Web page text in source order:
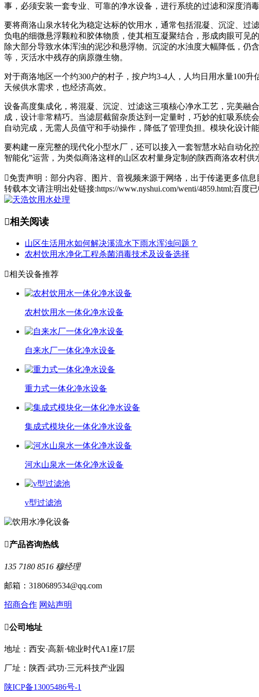
事，必须安装一套专业、可靠的净水设备，进行系统的过滤和深度消
要将商洛山泉水转化为稳定达标的饮用水，通常包括混凝、沉淀、过
负电的细微悬浮颗粒和胶体物质，使其相互凝聚结合，形成肉眼可见
除大部分导致水体浑浊的泥沙和悬浮物。沉淀的水浊度大幅降低，
等，灭活水中残存的病原微生物。
对于商洛地区一个约300户的村子，按户均3-4人，人均日用水量100
天候供水需求，也经济高效。
设备高度集成化，将混凝、沉淀、过滤这三项核心净水工艺，完美融
成，设计非常精巧。当滤层截留杂质达到一定量时，巧妙的虹吸系
自动完成，无需人员值守和手动操作，降低了管理负担。模块化设计
要构建一座完整的现代化小型水厂，还可以接入一套智慧水站自动化
智能化”运营，为类似商洛这样的山区农村量身定制的陕西商洛农村
免责声明：部分内容、图片、音视频来源于网络，出于传递更多信
转载本文请注明出处链接:https://www.nyshui.com/wenti/4859.html;百度
相关阅读
山区生活用水如何解决溪流水下雨水浑浊问题？
农村饮用水净化工程杀菌消毒技术及设备选择
相关设备推荐
农村饮用水一体化净水设备
自来水厂一体化净水设备
重力式一体化净水设备
集成式模块化一体化净水设备
河水山泉水一体化净水设备
v型过滤池
产品咨询热线
135 7180 8516 穆经理
邮箱：3180689534@qq.com
招商合作 网站声明
公司地址
地址：西安·高新·锦业时代A1座17层
厂址：陕西·武功·三元科技产业园
陕ICP备13005486号-1